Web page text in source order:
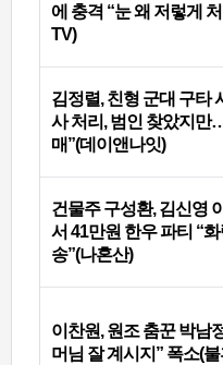
에 충격 “눈 왜 저렇게
TV)
김정렬, 친형 군대 구타
사 처리, 범인 찾았지만
매”(데이앤나잇)
건물주 구성환, 김신영
서 41만원 한우 파티 “
송”(나혼산)
이찬원, 원조 춤꾼 박남
머님 잘 계시지” 폭소(불